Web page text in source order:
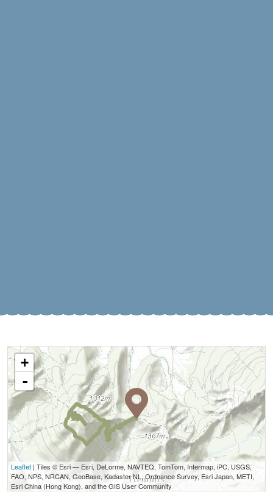
+
-
Leaflet | Tiles © Esri — Esri, DeLorme, NAVTEQ, TomTom, Intermap, iPC, USGS,
FAO, NPS, NRCAN, GeoBase, Kadaster NL, Ordnance Survey, Esri Japan, METI,
Esri China (Hong Kong), and the GIS User Community